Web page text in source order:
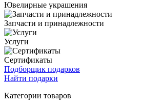
Ювелирные украшения
Запчасти и принадлежности
Услуги
Сертификаты
Подборщик подарков
Найти подарки
Категории товаров